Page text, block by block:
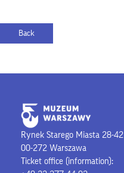
Rynek Starego Miasta 28-42
00-272 Warszawa
Ticket office (information):